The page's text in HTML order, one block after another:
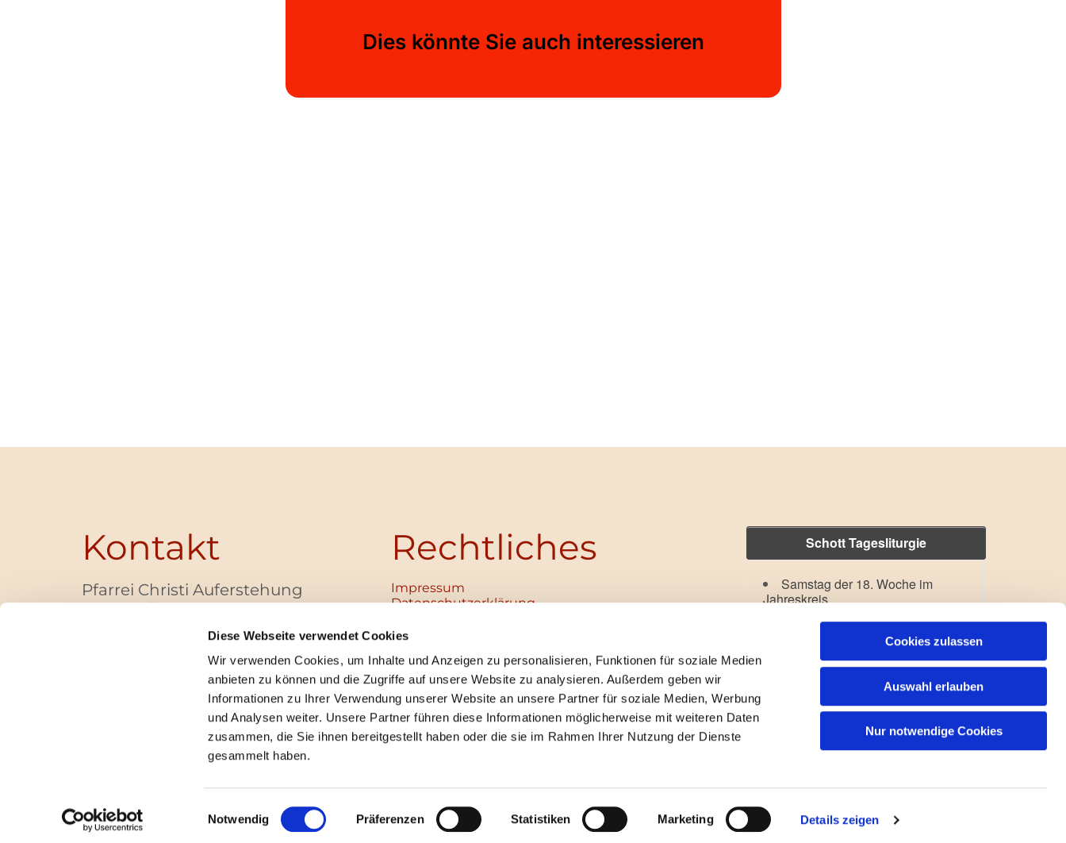
Diese Webseite verwendet Cookies
Wir verwenden Cookies, um Inhalte und Anzeigen zu personalisieren, Funktionen für soziale Medien
anbieten zu können und die Zugriffe auf unsere Website zu analysieren. Außerdem geben wir
Informationen zu Ihrer Verwendung unserer Website an unsere Partner für soziale Medien, Werbung
und Analysen weiter. Unsere Partner führen diese Informationen möglicherweise mit weiteren Daten
zusammen, die Sie ihnen bereitgestellt haben oder die sie im Rahmen Ihrer Nutzung der Dienste
gesammelt haben.
Einwilligungsauswahl
Notwendig Präferenzen Statistiken Marketing Details zeigen
Cookies zulassen
Auswahl erlauben
Nur notwendige Cookies
Dies könnte Sie auch interessieren
Kontakt
Pfarrei Christi Auferstehung
Bayernallee 28
+49 (0)30 / 30 00 03 -40
pfarrbuero@christi-auferstehung.net
IBAN DE62 3706 0193 6006 9310 04
Rechtliches
Impressum
Datenschutz­erklärung
Institutionelles Schutzkonzept
Unabhängige Ansprechpersonen
Digitales Hinweisgebersystem
Schott Tagesliturgie
Samstag der 18. Woche im
Jahreskreis
Lesejahr: A II, Stb: II. Woche
Impressum ChurchDesk-Login